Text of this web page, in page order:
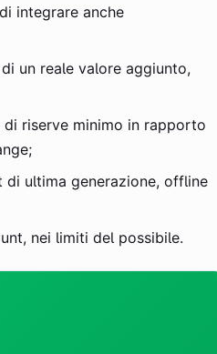
integrare anche
un reale valore aggiunto,
riserve minimo in rapporto
di ultima generazione, offline
nei limiti del possibile.